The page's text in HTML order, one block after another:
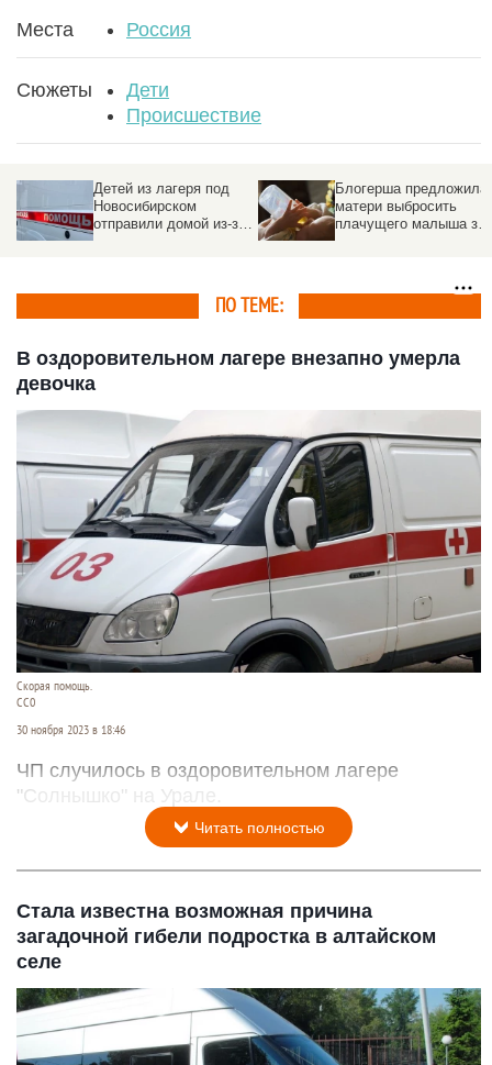
Места Россия
Сюжеты
Дети
Происшествие
Блогерша предложила
матери выбросить
плачущего малыша за
В сибирском регионе
запретили продажу
топлива детям младше
ПО ТЕМЕ:
В оздоровительном лагере внезапно умерла
девочка
Скорая помощь.
СС0
30 ноября 2023 в 18:46
ЧП случилось в оздоровительном лагере
"Солнышко" на Урале.
Читать полностью
Стала известна возможная причина
загадочной гибели подростка в алтайском
селе